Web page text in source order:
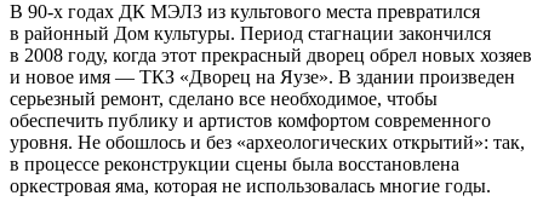
В 90-х годах ДК МЭЛЗ из культового места превратился
в районный Дом культуры. Период стагнации закончился
в 2008 году, когда этот прекрасный дворец обрел новых хозяев
и новое имя — ТКЗ «Дворец на Яузе». В здании произведен
серьезный ремонт, сделано все необходимое, чтобы
обеспечить публику и артистов комфортом современного
уровня. Не обошлось и без «археологических открытий»: так,
в процессе реконструкции сцены была восстановлена
оркестровая яма, которая не использовалась многие годы.